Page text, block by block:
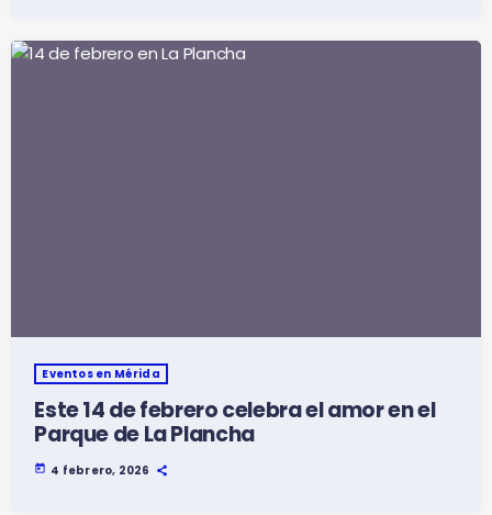
Eventos en Mérida
Este 14 de febrero celebra el amor en el
Parque de La Plancha
today 4 febrero, 2026